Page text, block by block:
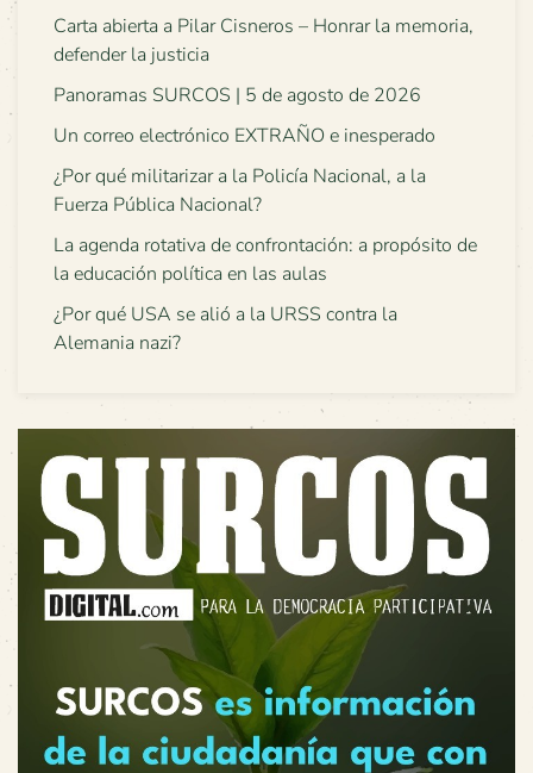
Carta abierta a Pilar Cisneros – Honrar la memoria,
defender la justicia
Panoramas SURCOS | 5 de agosto de 2026
Un correo electrónico EXTRAÑO e inesperado
¿Por qué militarizar a la Policía Nacional, a la
Fuerza Pública Nacional?
La agenda rotativa de confrontación: a propósito de
la educación política en las aulas
¿Por qué USA se alió a la URSS contra la
Alemania nazi?